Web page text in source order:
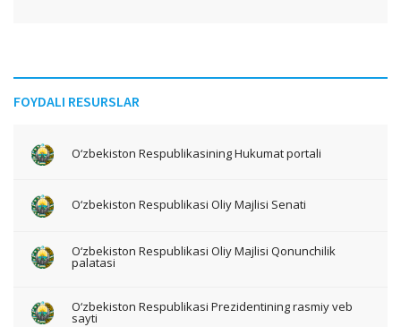
FOYDALI RESURSLAR
O‘zbekiston Respublikasining Hukumat portali
O‘zbekiston Respublikasi Oliy Majlisi Senati
O‘zbekiston Respublikasi Oliy Majlisi Qonunchilik
palatasi
O‘zbekiston Respublikasi Prezidentining rasmiy veb
sayti